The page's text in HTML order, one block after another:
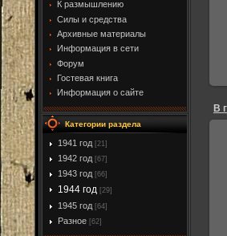
К размышлению
Силы и средства
Архивные материалы
Информация в сети
Форум
Гостевая книга
Информация о сайте
Категории раздела
1941 год [21]
1942 год [67]
1943 год [66]
1944 год [29]
1945 год [64]
Разное [62]
В